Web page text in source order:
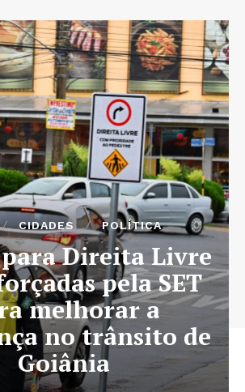
CIDADES POLÍTICA
para Direita Livre
pela SET
melhorar a
no trânsito de
Goiânia